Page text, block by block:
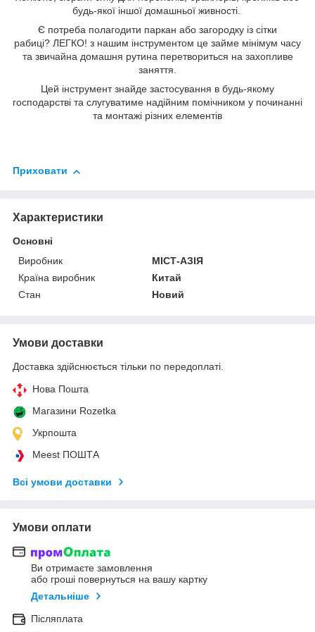
будь-якої іншої домашньої живності.
Є потреба полагодити паркан або загородку із сітки
рабиці? ЛЕГКО! з нашим інструментом це займе мінімум часу
та звичайна домашня рутина перетвориться на захопливе
заняття.
Цей інструмент знайде застосування в будь-якому
господарстві та слугуватиме надійним помічником у починанні
та монтажі різних елементів
Приховати
Характеристики
Основні
Виробник
МІСТ-АЗІЯ
Країна виробник
Китай
Стан
Новий
Умови доставки
Доставка здійснюється тільки по передоплаті.
Нова Пошта
Магазини Rozetka
Укрпошта
Meest ПОШТА
Всі умови доставки
Умови оплати
Ви отримаєте замовлення
або гроші повернуться на вашу картку
Детальніше
Післяплата